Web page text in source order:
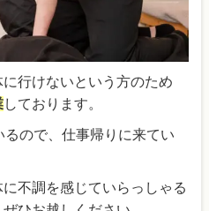
行けないという方のため
しております。
るので、仕事帰りに来てい
不調を感じていらっしゃる